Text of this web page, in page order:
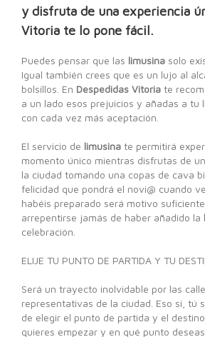
y disfruta de una experiencia
Vitoria te lo pone fácil.
Puedes pensar que las limusina solo
Igual también crees que es un lujo al
bolsillos. En Despedidas Vitoria te
a un lado esos prejuicios y añadas a tu
con cada vez más aceptación.
El servicio de limusina te permitirá
momento único mientras disfrutas de
la ciudad tomando una copas de cava
felicidad que pondrá el novi@ cuando
habéis preparado será motivo
arrepentirse jamás de haber añadido la
celebración.
ELIJE TU PUNTO DE PARTIDA Y TU
Será un trayecto inolvidable por las
representativas de la ciudad. Eso sí, tú
de elegir el punto de partida y el
quieres empezar y en qué punto